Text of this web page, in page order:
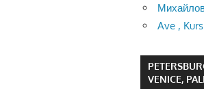
Ave ,
VENICE,